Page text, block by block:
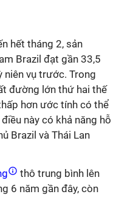
hết tháng 2, sản
Brazil đạt gần 33,5
niên vụ trước. Trong
đường lớn thứ hai thế
hơn ước tính có thể
này có khả năng hỗ
Brazil và Thái Lan
thô trung bình lên
6 năm gần đây, còn